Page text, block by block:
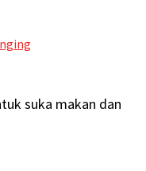
suka makan dan